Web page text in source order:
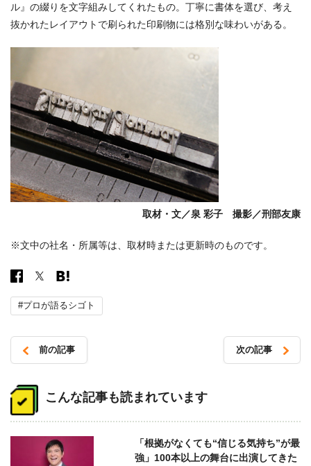
ル』の綴りを文字組みしてくれたもの。丁寧に書体を選び、考え
抜かれたレイアウトで刷られた印刷物には格別な味わいがある。
取材・文／泉 彩子 撮影／刑部友康
※文中の社名・所属等は、取材時または更新時のものです。
#プロが語るシゴト
稿
ナ
前の記事 次の記事
こんな記事も読まれています
「根拠がなくても“信じる気持ち”が最
強」100本以上の舞台に出演してきた